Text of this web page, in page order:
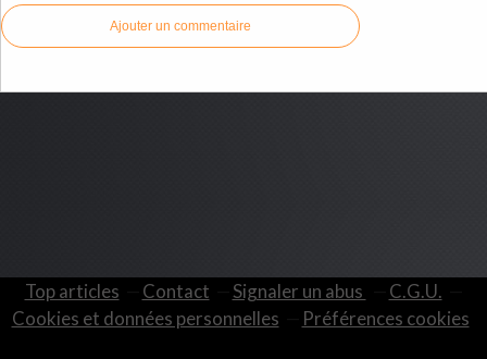
Ajouter un commentaire
Top articles Contact Signaler un abus
C.G.U.
Cookies et données personnelles
Préférences cookies